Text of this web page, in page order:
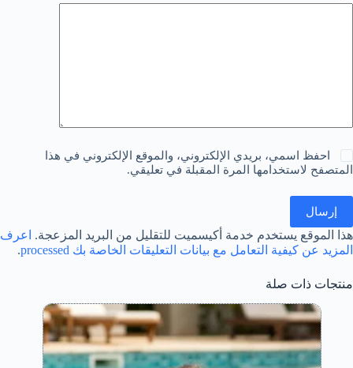
احفظ اسمي، بريدي الإلكتروني، والموقع الإلكتروني في هذا
المتصفح لاستخدامها المرة المقبلة في تعليقي.
إرسال
هذا الموقع يستخدم خدمة أكيسميت للتقليل من البريد المزعجة.
اعرف
المزيد عن كيفية التعامل مع بيانات التعليقات الخاصة بك processed
.
منتجات ذات صلة